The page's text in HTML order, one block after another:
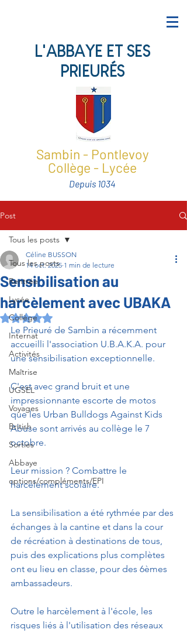
L'ABBAYE ET SES
PRIEURÉS
Sambin - Pontlevoy
Collège - Lycée
Depuis 1034
Post
Tous les posts
Rentrée
Lycée
Collège
Internat
Activités
Maîtrise
UGSEL
Voyages
British
Sorties
Abbaye
options/compléments/EPI
Tous les posts
Sensibilisation au
harcèlement avec UBAKA
Céline BUSSON
14 oct. 2025 1 min de lecture
Noté NaN étoiles sur 5.
Le Prieuré de Sambin a récemment
accueilli l'association U.B.A.K.A. pour
une sensibilisation exceptionnelle.
C'est avec grand bruit et une
impressionnante escorte de motos
que les Urban Bulldogs Against Kids
Abuse sont arrivés au collège le 7
octobre.
Leur mission ? Combattre le
harcèlement scolaire.
La sensibilisation a été rythmée par des
échanges à la cantine et dans la cour
de récréation à destinations de tous,
puis des explications plus complètes
ont eu lieu en classe, pour des 6èmes
ambassadeurs.
Outre le harcèlement à l'école, les
risques liés à l'utilisation des réseaux